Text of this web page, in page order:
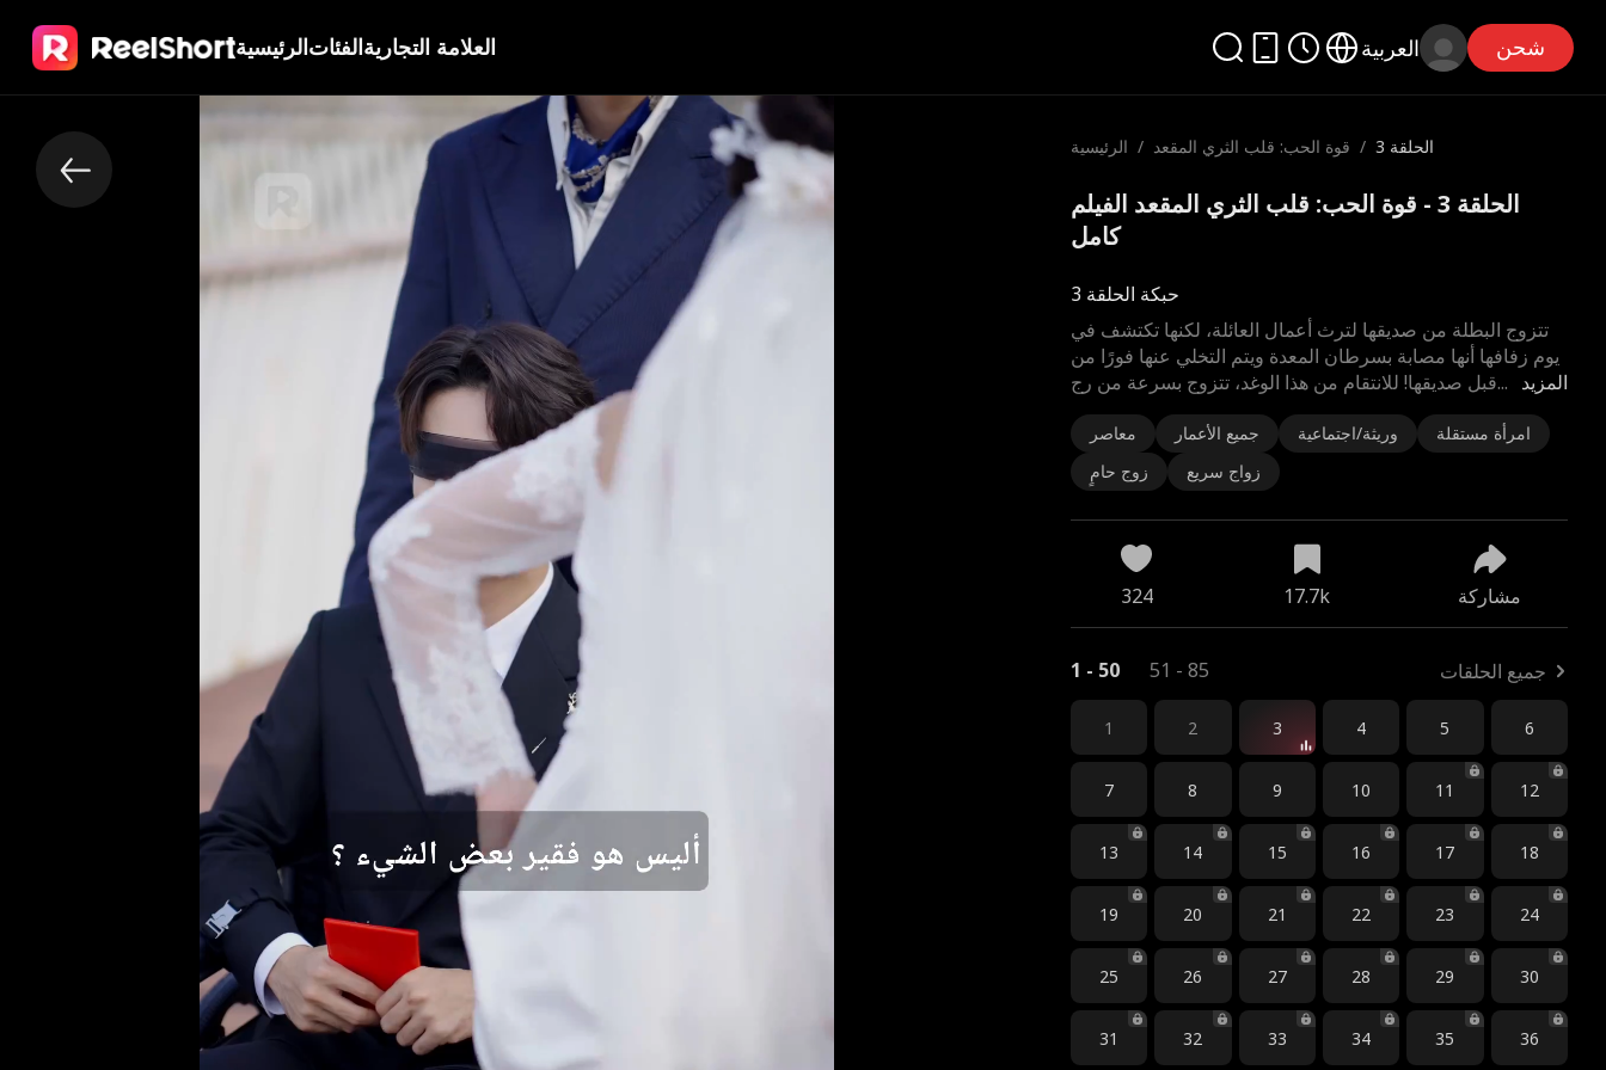
الرئيسيةالفئاتالعلامة التجارية العربية شحن
الرئيسية / قوة الحب: قلب الثري المقعد / الحلقة 3
الحلقة 3 - قوة الحب: قلب الثري المقعد الفيلم
كامل
حبكة الحلقة 3
المزيد
تتزوج البطلة من صديقها لترث أعمال العائلة، لكنها تكتشف في
يوم زفافها أنها مصابة بسرطان المعدة ويتم التخلي عنها فورًا من
قبل صديقها! للانتقام من هذا الوغد، تتزوج بسرعة من رج...
معاصر جميع الأعمار وريثة/اجتماعية
امرأة مستقلة
زوج حامٍ
زواج سريع
324 17.7k مشاركة
1 - 50 51 - 85 جميع الحلقات
1 2 3 4 5 6
7 8 9 10 11 12
13 14 15 16 17 18
19 20 21 22 23 24
25 26 27 28 29 30
31 32 33 34 35 36